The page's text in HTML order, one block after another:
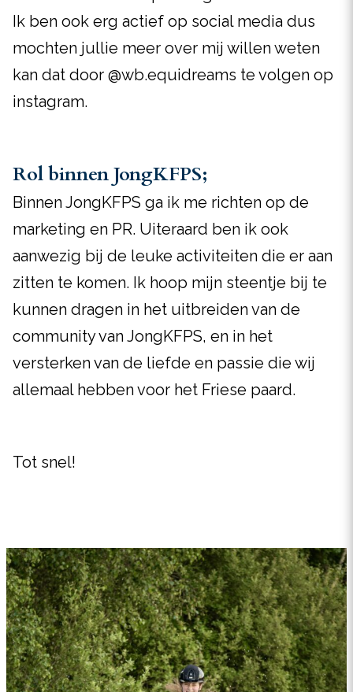
Ik ben ook erg actief op social media dus
mochten jullie meer over mij willen weten
kan dat door @wb.equidreams te volgen op
instagram.
Rol binnen JongKFPS;
Binnen JongKFPS ga ik me richten op de
marketing en PR. Uiteraard ben ik ook
aanwezig bij de leuke activiteiten die er aan
zitten te komen. Ik hoop mijn steentje bij te
kunnen dragen in het uitbreiden van de
community van JongKFPS, en in het
versterken van de liefde en passie die wij
allemaal hebben voor het Friese paard.
Tot snel!